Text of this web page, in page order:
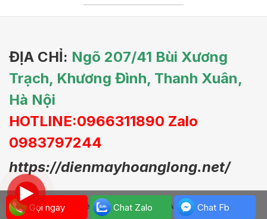
ĐỊA CHỈ: Ngõ 207/41 Bùi Xương
Trạch, Khương Đình, Thanh Xuân,
Hà Nội
HOTLINE:0966311890 Zalo
0983797244
https://dienmayhoanglong.net/
© Copyright Điện Máy Hoàng Long. All rights reserved.
Gọi ngay Chat Zalo Chat Fb